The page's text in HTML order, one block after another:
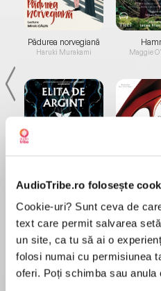
AudioTribe.ro folosește
Cookie-uri? Sunt ceva de
text care permit salvarea
un site, ca tu să ai o
folosi numai cu permisiunea
oferi. Poți schimba sau anula
Pădurea norvegiană
Haruki Murakami
de...
Dani Francis
Maggie
Lauren
Desprecarte
Recommended by The